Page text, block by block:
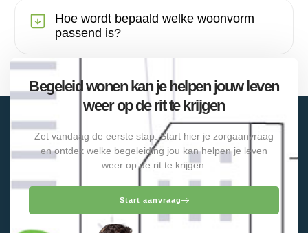
Hoe wordt bepaald welke woonvorm
passend is?
Begeleid wonen kan je helpen jouw leven
weer op de rit te krijgen
Zet vandaag de eerste stap. Start hier je zorgaanvraag
en ontdek welke begeleiding jou kan helpen je leven
weer op de rit te krijgen.
Start aanvraag